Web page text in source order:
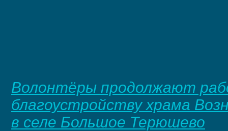
Волонтёры продолжают
благоустройству храма
в селе Большое Терюшево